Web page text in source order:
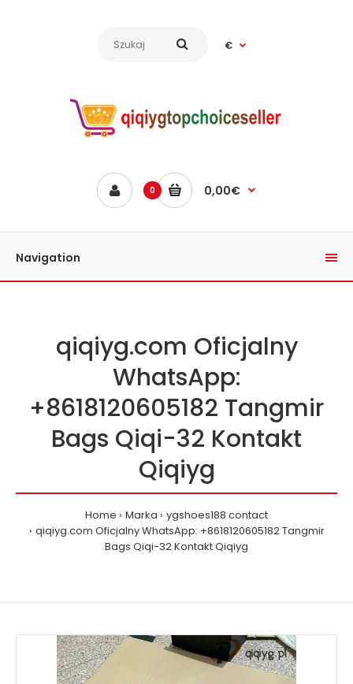
€
0 0,00€
Navigation
qiqiyg.com Oficjalny
WhatsApp:
+8618120605182 Tangmir
Bags Qiqi-32 Kontakt
Qiqiyg
Home Marka
ygshoes188 contact
qiqiyg.com Oficjalny WhatsApp: +8618120605182 Tangmir
Bags Qiqi-32 Kontakt Qiqiyg